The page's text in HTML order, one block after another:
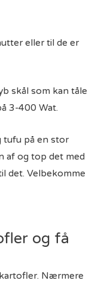
eller til de er
skål som kan tåle
3-400 Wat.
tufu på en stor
af og top det med
det. Velbekomme
og få
Nærmere